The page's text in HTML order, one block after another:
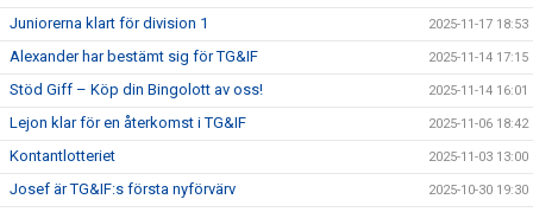
Juniorerna klart för division 1 2025-11-17 18:53
Alexander har bestämt sig för TG&IF 2025-11-14 17:15
Stöd Giff – Köp din Bingolott av oss! 2025-11-14 16:01
Lejon klar för en återkomst i TG&IF 2025-11-06 18:42
Kontantlotteriet 2025-11-03 13:00
Josef är TG&IF:s första nyförvärv 2025-10-30 19:30